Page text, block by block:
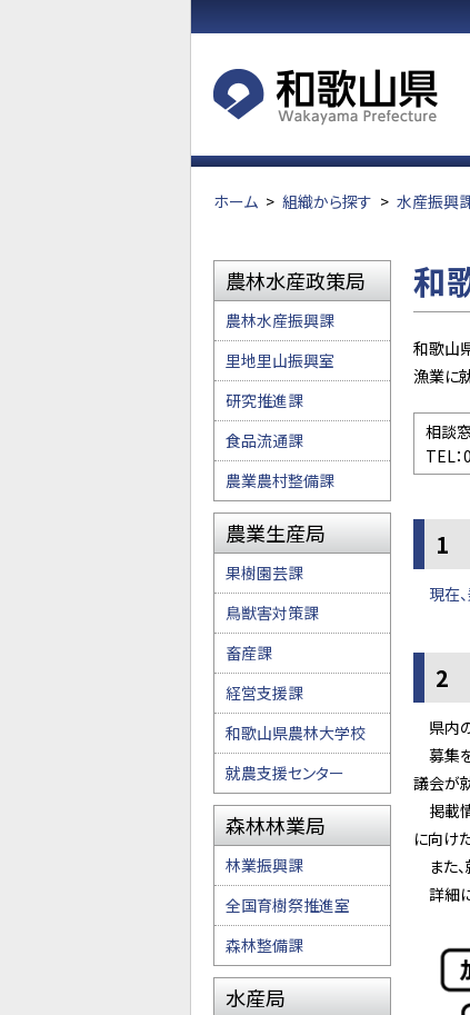
ホーム > 組織から探す > 水産振興
和
和歌山
漁業に
相談
TEL
1
現在
2
県内
募集
議会が
掲載
に向け
また
詳細
農林水産政策局
農林水産振興課
里地里山振興室
研究推進課
食品流通課
農業農村整備課
農業生産局
果樹園芸課
鳥獣害対策課
畜産課
経営支援課
和歌山県農林大学校
就農支援センター
森林林業局
林業振興課
全国育樹祭推進室
森林整備課
水産局